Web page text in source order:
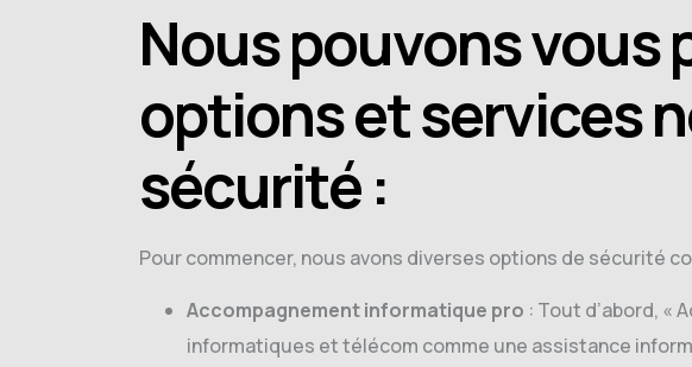
Nous pouvons vous
options et services
sécurité :
Pour commencer, nous avons diverses options de sécurité
Accompagnement informatique pro : Tout d’abord, «
informatiques et télécom comme une assistance